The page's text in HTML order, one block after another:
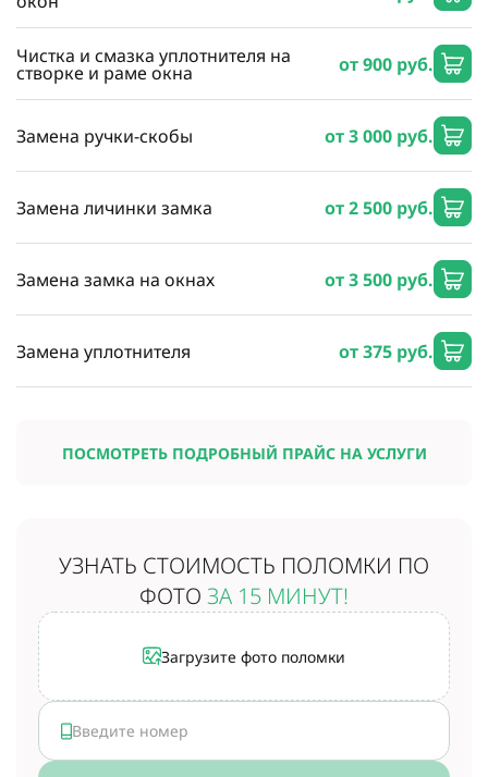
Чистка и смазка уплотнителя на
створке и раме окна от 900 руб.
Замена ручки-скобы от 3 000 руб.
Замена личинки замка от 2 500 руб.
Замена замка на окнах от 3 500 руб.
Замена уплотнителя от 375 руб.
ПОСМОТРЕТЬ ПОДРОБНЫЙ ПРАЙС НА УСЛУГИ
УЗНАТЬ СТОИМОСТЬ ПОЛОМКИ ПО
ФОТО ЗА 15 МИНУТ!
Загрузите фото поломки